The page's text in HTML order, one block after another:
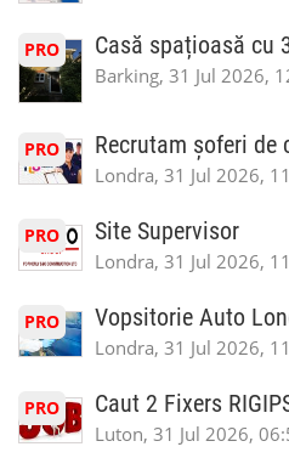
PRO Casă spațioasă cu
Barking, 31 Jul 2026,
PRO Recrutam șoferi de
Londra, 31 Jul 2026,
PRO Site Supervisor
Londra, 31 Jul 2026,
PRO Vopsitorie Auto
Londra, 31 Jul 2026,
PRO Caut 2 Fixers
Luton, 31 Jul 2026,